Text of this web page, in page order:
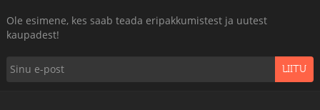
Ole esimene, kes saab teada eripakkumistest ja uutest
kaupadest!
LIITU